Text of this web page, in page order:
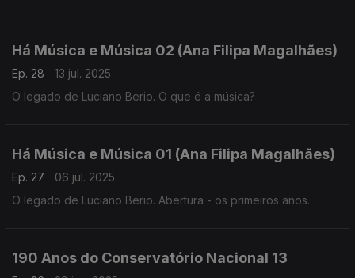
Há Música e Música 02 (Ana Filipa Magalhães)
Ep. 28
13 jul. 2025
O legado de Luciano Berio. O que é a música?
Há Música e Música 01 (Ana Filipa Magalhães)
Ep. 27
06 jul. 2025
O legado de Luciano Berio. Abertura - os primeiros anos.
190 Anos do Conservatório Nacional 13